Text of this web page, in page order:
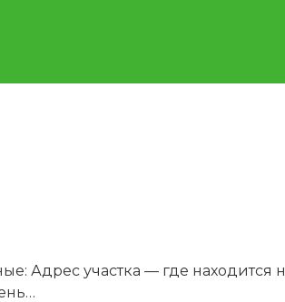
Адрес участка — где находится